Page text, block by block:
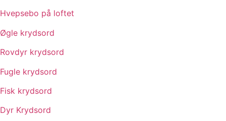
Hvepsebo på loftet
Øgle krydsord
Rovdyr krydsord
Fugle krydsord
Fisk krydsord
Dyr Krydsord